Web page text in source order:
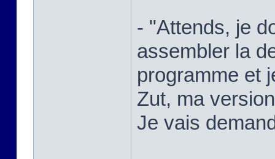
- "Attends, je
assembler la
programme et
Zut, ma
Je vais